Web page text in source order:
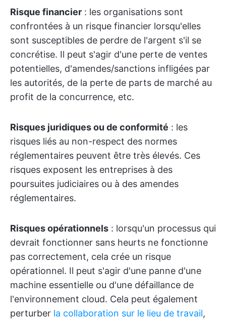
Risque financier : les organisations sont
confrontées à un risque financier lorsqu'elles
sont susceptibles de perdre de l'argent s'il se
concrétise. Il peut s'agir d'une perte de ventes
potentielles, d'amendes/sanctions infligées par
les autorités, de la perte de parts de marché au
profit de la concurrence, etc.
Risques juridiques ou de conformité : les
risques liés au non-respect des normes
réglementaires peuvent être très élevés. Ces
risques exposent les entreprises à des
poursuites judiciaires ou à des amendes
réglementaires.
Risques opérationnels : lorsqu'un processus qui
devrait fonctionner sans heurts ne fonctionne
pas correctement, cela crée un risque
opérationnel. Il peut s'agir d'une panne d'une
machine essentielle ou d'une défaillance de
l'environnement cloud. Cela peut également
perturber la collaboration sur le lieu de travail,